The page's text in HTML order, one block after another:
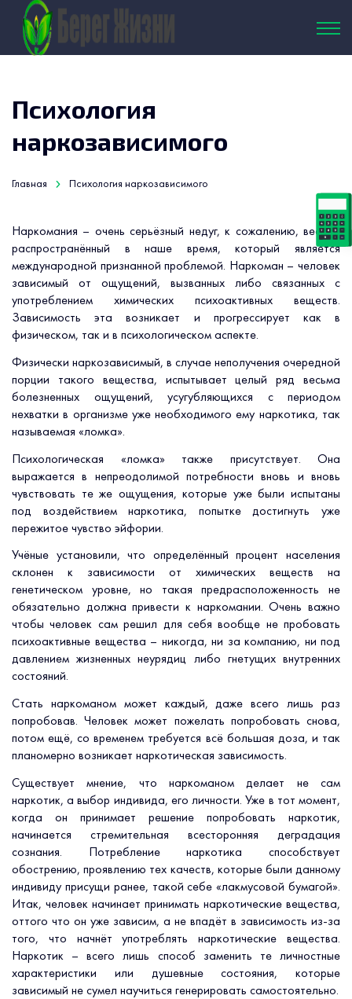
Психология
наркозависимого
Главная Психология наркозависимого
Наркомания – очень серьёзный недуг, к сожалению, весьма
распространённый в наше время, который является
международной признанной проблемой. Наркоман – человек
зависимый от ощущений, вызванных либо связанных с
употреблением химических психоактивных веществ.
Зависимость эта возникает и прогрессирует как в
физическом, так и в психологическом аспекте.
Физически наркозависимый, в случае неполучения очередной
порции такого вещества, испытывает целый ряд весьма
болезненных ощущений, усугубляющихся с периодом
нехватки в организме уже необходимого ему наркотика, так
называемая «ломка».
Психологическая «ломка» также присутствует. Она
выражается в непреодолимой потребности вновь и вновь
чувствовать те же ощущения, которые уже были испытаны
под воздействием наркотика, попытке достигнуть уже
пережитое чувство эйфории.
Учёные установили, что определённый процент населения
склонен к зависимости от химических веществ на
генетическом уровне, но такая предрасположенность не
обязательно должна привести к наркомании. Очень важно
чтобы человек сам решил для себя вообще не пробовать
психоактивные вещества – никогда, ни за компанию, ни под
давлением жизненных неурядиц либо гнетущих внутренних
состояний.
Стать наркоманом может каждый, даже всего лишь раз
попробовав. Человек может пожелать попробовать снова,
потом ещё, со временем требуется всё большая доза, и так
планомерно возникает наркотическая зависимость.
Существует мнение, что наркоманом делает не сам
наркотик, а выбор индивида, его личности. Уже в тот момент,
когда он принимает решение попробовать наркотик,
начинается стремительная всесторонняя деградация
сознания. Потребление наркотика способствует
обострению, проявлению тех качеств, которые были данному
индивиду присущи ранее, такой себе «лакмусовой бумагой».
Итак, человек начинает принимать наркотические вещества,
оттого что он уже зависим, а не впадёт в зависимость из-за
того, что начнёт употреблять наркотические вещества.
Наркотик – всего лишь способ заменить те личностные
характеристики или душевные состояния, которые
зависимый не сумел научиться генерировать самостоятельно.